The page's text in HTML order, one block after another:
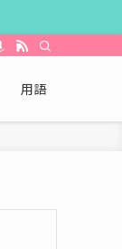
用語